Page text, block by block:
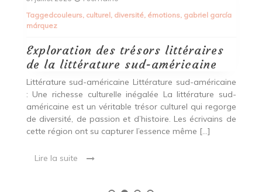
cœur de la ville, l’Épicerie du Bien-Être est bien plus
qu’un simple magasin […]
Lire la suite